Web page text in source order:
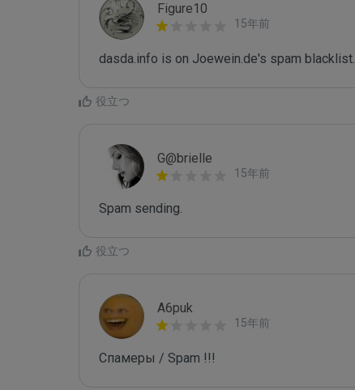
Figure10
15年前
dasda.info is on Joewein.de's spam blacklist.
役立つ
G@brielle
15年前
Spam sending.
役立つ
A6puk
15年前
Спамеры / Spam !!!